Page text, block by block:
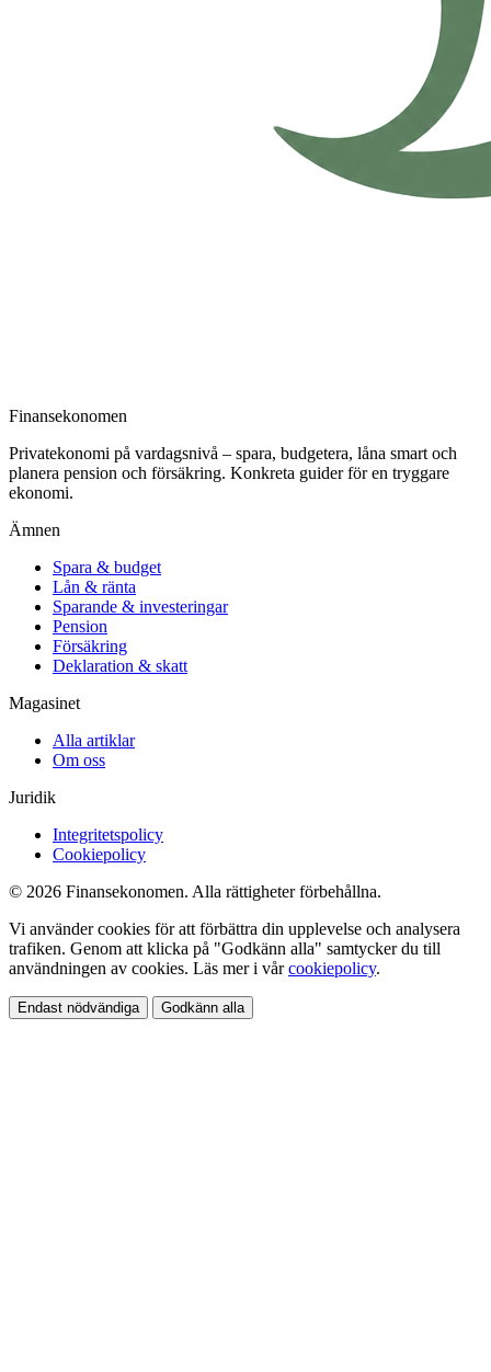
Finansekonomen
Privatekonomi på vardagsnivå – spara, budgetera, låna smart och
planera pension och försäkring. Konkreta guider för en tryggare
ekonomi.
Ämnen
Spara & budget
Lån & ränta
Sparande & investeringar
Pension
Försäkring
Deklaration & skatt
Magasinet
Alla artiklar
Om oss
Juridik
Integritetspolicy
Cookiepolicy
© 2026 Finansekonomen. Alla rättigheter förbehållna.
Vi använder cookies för att förbättra din upplevelse och analysera
trafiken. Genom att klicka på "Godkänn alla" samtycker du till
användningen av cookies. Läs mer i vårcookiepolicy.
Endast nödvändiga Godkänn alla